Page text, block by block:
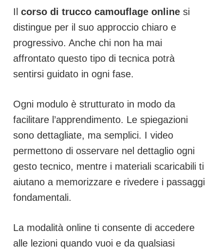
Il corso di trucco camouflage onlinesi
distingue per il suo approccio chiaro e
progressivo. Anche chi non ha mai
affrontato questo tipo di tecnica potrà
sentirsi guidato in ogni fase.
Ogni modulo è strutturato in modo da
facilitare l’apprendimento. Le spiegazioni
sono dettagliate, ma semplici. I video
permettono di osservare nel dettaglio ogni
gesto tecnico, mentre i materiali scaricabili ti
aiutano a memorizzare e rivedere i passaggi
fondamentali.
La modalità online ti consente di accedere
alle lezioni quando vuoi e da qualsiasi